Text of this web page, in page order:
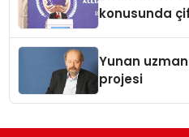
konusunda
Yunan
projesi